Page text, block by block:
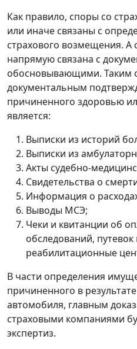
Как правило, споры со
или иначе связаны с
страхового возмещения. А
напрямую связана с
обосновывающими. Таким
документальным
причиненного здоровью
является:
Выписки из историй
Выписки из
Акты судебно-
Свидетельства о
Информация о
Выводы МСЭ;
Чеки и квитанции об
обследований,
реабилитационные
В части определения
причиненного в
автомобиля, главным
страховыми компаниями
экспертиз.